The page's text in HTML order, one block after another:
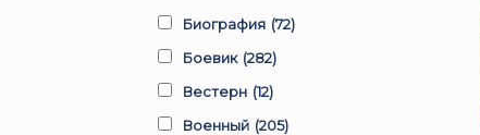
Биография (72)
Боевик (282)
Вестерн (12)
Военный (205)